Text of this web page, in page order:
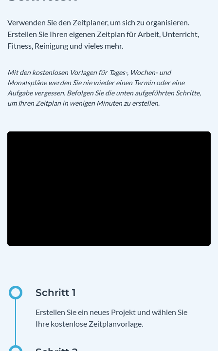
Verwenden Sie den Zeitplaner, um sich zu organisieren.
Erstellen Sie Ihren eigenen Zeitplan für Arbeit, Unterricht,
Fitness, Reinigung und vieles mehr.
Mit den kostenlosen Vorlagen für Tages-, Wochen- und
Monatspläne werden Sie nie wieder einen Termin oder eine
Aufgabe vergessen. Befolgen Sie die unten aufgeführten Schritte,
um Ihren Zeitplan in wenigen Minuten zu erstellen.
Erstellen Sie ein neues Projekt und wählen Sie
Ihre kostenlose Zeitplanvorlage.